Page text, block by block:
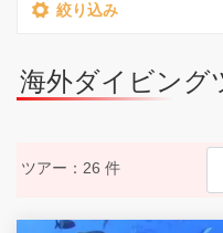
絞り込み
海外ダイビング
ツアー：26 件